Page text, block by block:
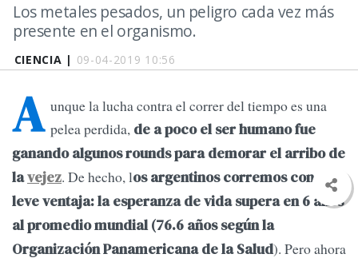
CIENCIA | 09-04-2019 10:56
Los metales pesados, un peligro cada vez más
presente en el organismo.
A unque la lucha contra el correr del tiempo es una
pelea perdida, de a poco el ser humano fue
ganando algunos rounds para demorar el arribo de
lavejez. De hecho, los argentinos corremos con una
leve ventaja: la esperanza de vida supera en 6 años
al promedio mundial (76.6 años según la
Organización Panamericana de la Salud). Pero ahora